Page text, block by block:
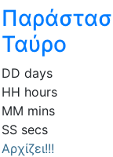
Ταύρο
DD days
HH hours
MM mins
SS secs
Αρχίζει!!!